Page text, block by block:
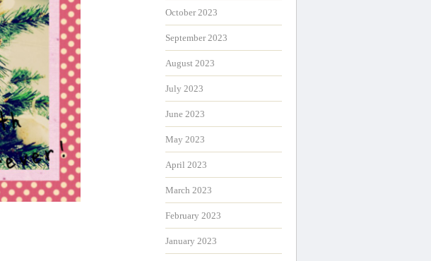
October 2023
September 2023
August 2023
July 2023
June 2023
May 2023
April 2023
March 2023
February 2023
January 2023